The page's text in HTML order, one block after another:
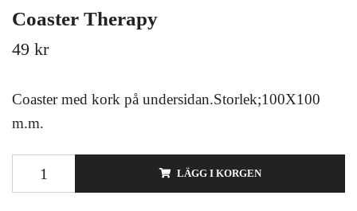
Coaster Therapy
49 kr
Coaster med kork på undersidan.Storlek;100X100
m.m.
LÄGG I KORGEN